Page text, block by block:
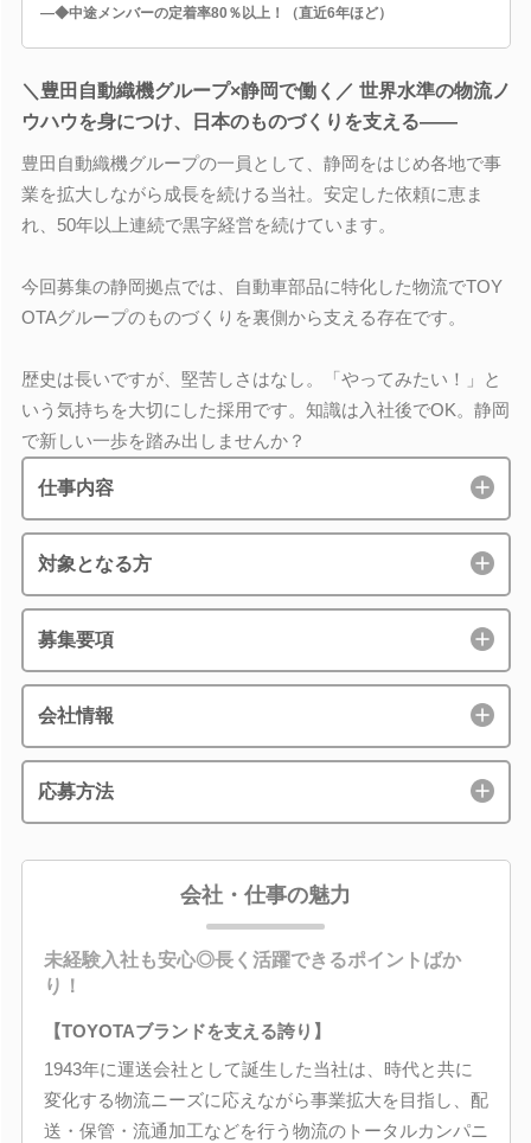
―◆中途メンバーの定着率80％以上！（直近6年ほど）
＼豊田自動織機グループ×静岡で働く／ 世界水準の物流ノ
ウハウを身につけ、日本のものづくりを支える――
豊田自動織機グループの一員として、静岡をはじめ各地で事
業を拡大しながら成長を続ける当社。安定した依頼に恵ま
れ、50年以上連続で黒字経営を続けています。
今回募集の静岡拠点では、自動車部品に特化した物流でTOY
OTAグループのものづくりを裏側から支える存在です。
歴史は長いですが、堅苦しさはなし。「やってみたい！」と
いう気持ちを大切にした採用です。知識は入社後でOK。静岡
で新しい一歩を踏み出しませんか？
仕事内容
対象となる方
募集要項
会社情報
応募方法
会社・仕事の魅力
未経験入社も安心◎長く活躍できるポイントばか
り！
【TOYOTAブランドを支える誇り】
1943年に運送会社として誕生した当社は、時代と共に
変化する物流ニーズに応えながら事業拡大を目指し、配
送・保管・流通加工などを行う物流のトータルカンパニ